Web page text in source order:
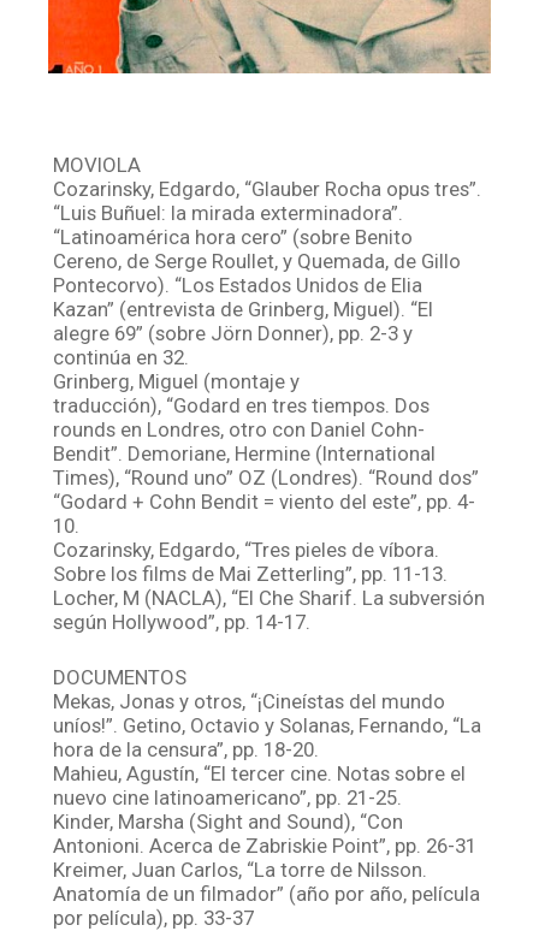
MOVIOLA
Cozarinsky, Edgardo, “Glauber Rocha opus tres”.
“Luis Buñuel: la mirada exterminadora”.
“Latinoamérica hora cero” (sobre Benito
Cereno, de Serge Roullet, y Quemada, de Gillo
Pontecorvo). “Los Estados Unidos de Elia
Kazan” (entrevista de Grinberg, Miguel). “El
alegre 69” (sobre Jörn Donner), pp. 2-3 y
continúa en 32.
Grinberg, Miguel (montaje y
traducción), “Godard en tres tiempos. Dos
rounds en Londres, otro con Daniel Cohn-
Bendit”. Demoriane, Hermine (International
Times), “Round uno” OZ (Londres). “Round dos”
“Godard + Cohn Bendit = viento del este”, pp. 4-
10.
Cozarinsky, Edgardo, “Tres pieles de víbora.
Sobre los films de Mai Zetterling”, pp. 11-13.
Locher, M (NACLA), “El Che Sharif. La subversión
según Hollywood”, pp. 14-17.
DOCUMENTOS
Mekas, Jonas y otros, “¡Cineístas del mundo
uníos!”. Getino, Octavio y Solanas, Fernando, “La
hora de la censura”, pp. 18-20.
Mahieu, Agustín, “El tercer cine. Notas sobre el
nuevo cine latinoamericano”, pp. 21-25.
Kinder, Marsha (Sight and Sound), “Con
Antonioni. Acerca de Zabriskie Point”, pp. 26-31
Kreimer, Juan Carlos, “La torre de Nilsson.
Anatomía de un filmador” (año por año, película
por película), pp. 33-37